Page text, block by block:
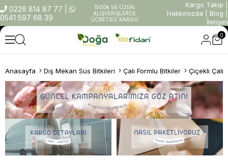
0226 814 87 77
0541 597 68 39
1500₺ VE ÜZERİ
ALIŞVERİŞLERDE
ÜCRETSİZ KARGO
Kargo Takip
Hakkımızda
Blog
İletişim
0
Anasayfa Dış Mekan Süs Bitkileri Çalı Formlu Bitkiler Çiçekli